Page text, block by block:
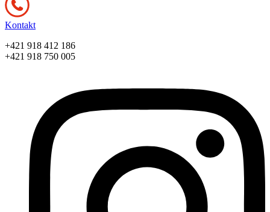
Kontakt
+421 918 412 186
+421 918 750 005